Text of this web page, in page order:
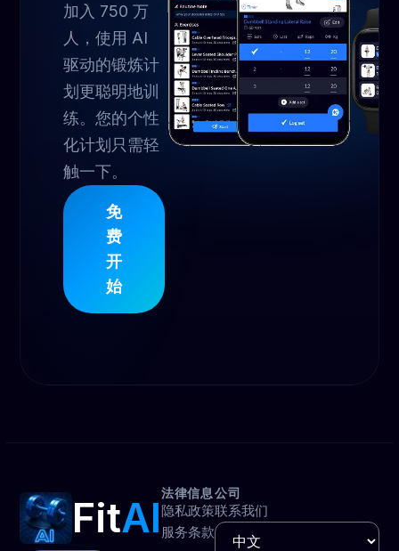
加入 750 万
人，使用 AI
驱动的锻炼计
划更聪明地训
练。您的个性
化计划只需轻
触一下。
免
费
开
始
FitAI
法律信息
隐私政策
服务条款
公司
联系我们